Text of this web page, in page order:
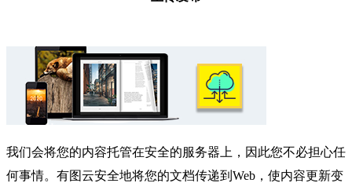
我们会将您的内容托管在安全的服务器上，因此您不必担心任
何事情。有图云安全地将您的文档传递到Web，使内容更新变